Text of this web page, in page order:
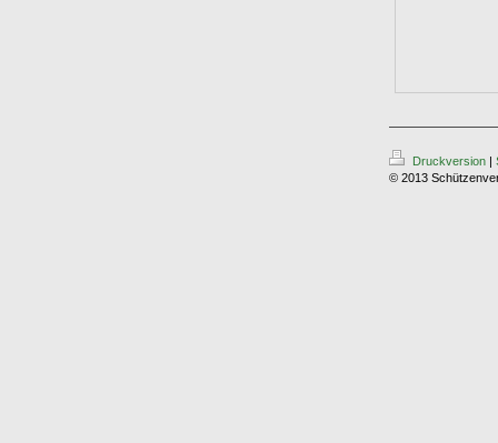
Druckversion |
© 2013